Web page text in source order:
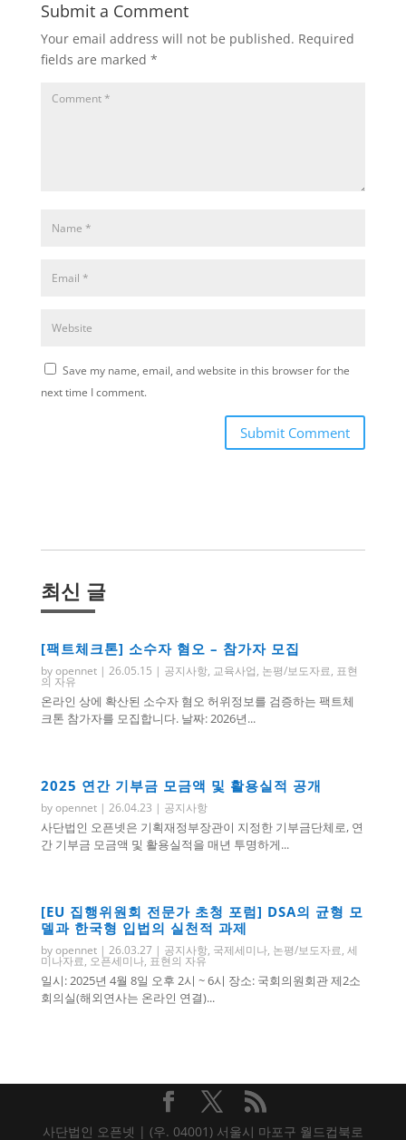
Submit a Comment
Your email address will not be published. Required
fields are marked *
Save my name, email, and website in this browser for the
next time I comment.
Submit Comment
최신 글
[팩트체크톤] 소수자 혐오 – 참가자 모집
byopennet| 26.05.15 | 공지사항, 교육사업, 논평/보도자료, 표현
의 자유
온라인 상에 확산된 소수자 혐오 허위정보를 검증하는 팩트체
크톤 참가자를 모집합니다. 날짜: 2026년...
2025 연간 기부금 모금액 및 활용실적 공개
byopennet| 26.04.23 | 공지사항
사단법인 오픈넷은 기획재정부장관이 지정한 기부금단체로, 연
간 기부금 모금액 및 활용실적을 매년 투명하게...
[EU 집행위원회 전문가 초청 포럼] DSA의 균형 모
델과 한국형 입법의 실천적 과제
byopennet| 26.03.27| 공지사항, 국제세미나, 논평/보도자료, 세
미나자료, 오픈세미나, 표현의 자유
일시: 2025년 4월 8일 오후 2시 ~ 6시 장소: 국회의원회관 제2소
회의실(해외연사는 온라인 연결)...
사단법인 오픈넷 | (우. 04001) 서울시 마포구 월드컵북로